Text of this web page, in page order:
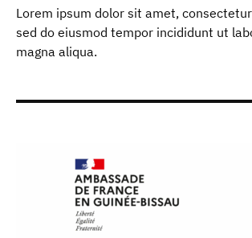
Lorem ipsum dolor sit amet,
sed do eiusmod tempor incididunt ut
magna aliqua.